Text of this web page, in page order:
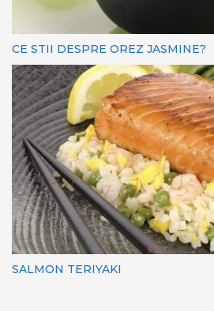
CE STII DESPRE OREZ JASMINE?
SALMON TERIYAKI